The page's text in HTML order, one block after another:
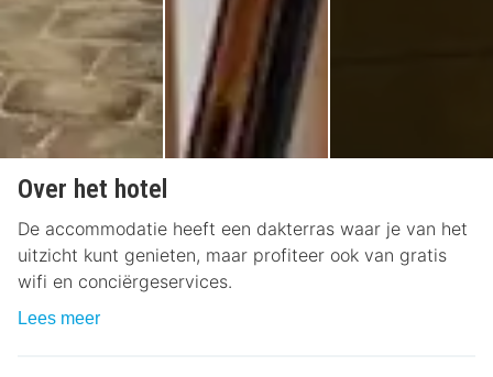
Over het hotel
De accommodatie heeft een dakterras waar je van het
uitzicht kunt genieten, maar profiteer ook van gratis
wifi en conciërgeservices.
Lees meer